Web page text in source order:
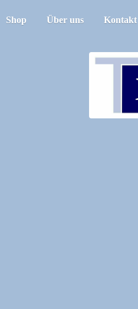
Shop Über uns Kontakt